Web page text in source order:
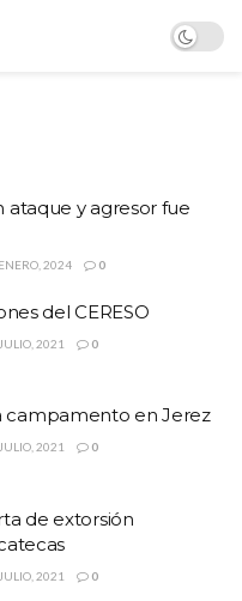
ataque y agresor fue
2024 0
del CERESO
2021 0
campamento en Jerez
2021 0
de extorsión
2021 0